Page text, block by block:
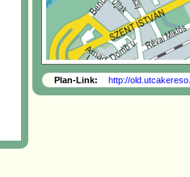
Plan-Link: http://